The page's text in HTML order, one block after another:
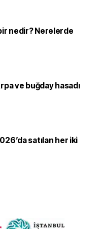
nedir? Nerelerde
ve buğday hasadı
satılan her iki